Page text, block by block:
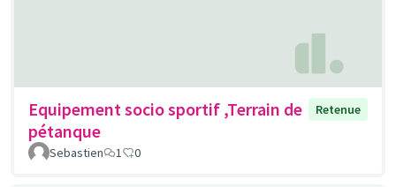
Equipement socio sportif ,Terrain de
pétanque
Retenue
Sebastien 1 0